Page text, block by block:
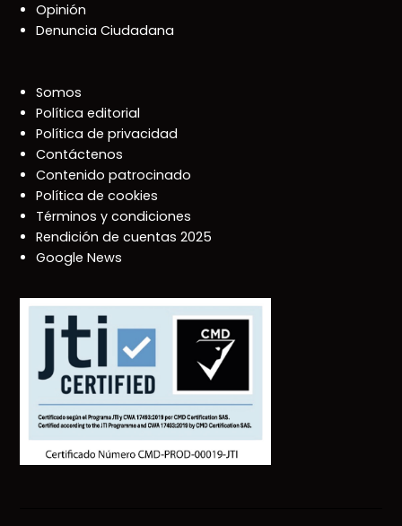
Opinión
Denuncia Ciudadana
Somos
Política editorial
Política de privacidad
Contáctenos
Contenido patrocinado
Política de cookies
Términos y condiciones
Rendición de cuentas 2025
Google News